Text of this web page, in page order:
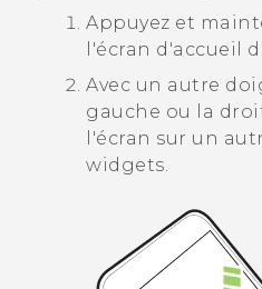
Appuyez et
l'écran d'accueil
Avec un autre
gauche ou la
l'écran sur un
widgets.